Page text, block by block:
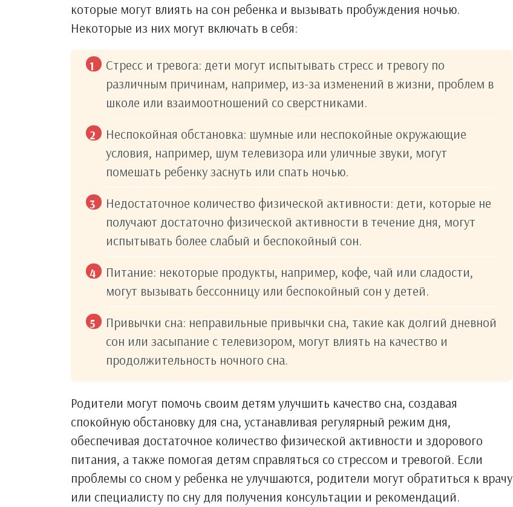
которые могут влиять на сон ребенка и вызывать пробуждения ночью.
Некоторые из них могут включать в себя:
Стресс и тревога: дети могут испытывать стресс и тревогу по
различным причинам, например, из-за изменений в жизни, проблем в
школе или взаимоотношений со сверстниками.
Неспокойная обстановка: шумные или неспокойные окружающие
условия, например, шум телевизора или уличные звуки, могут
помешать ребенку заснуть или спать ночью.
Недостаточное количество физической активности: дети, которые не
получают достаточно физической активности в течение дня, могут
испытывать более слабый и беспокойный сон.
Питание: некоторые продукты, например, кофе, чай или сладости,
могут вызывать бессонницу или беспокойный сон у детей.
Привычки сна: неправильные привычки сна, такие как долгий дневной
сон или засыпание с телевизором, могут влиять на качество и
продолжительность ночного сна.
Родители могут помочь своим детям улучшить качество сна, создавая
спокойную обстановку для сна, устанавливая регулярный режим дня,
обеспечивая достаточное количество физической активности и здорового
питания, а также помогая детям справляться со стрессом и тревогой. Если
проблемы со сном у ребенка не улучшаются, родители могут обратиться к врачу
или специалисту по сну для получения консультации и рекомендаций.